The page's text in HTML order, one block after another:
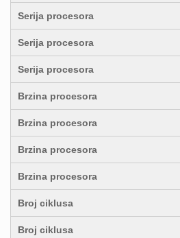
Serija procesora
Serija procesora
Serija procesora
Brzina procesora
Brzina procesora
Brzina procesora
Brzina procesora
Broj ciklusa
Broj ciklusa